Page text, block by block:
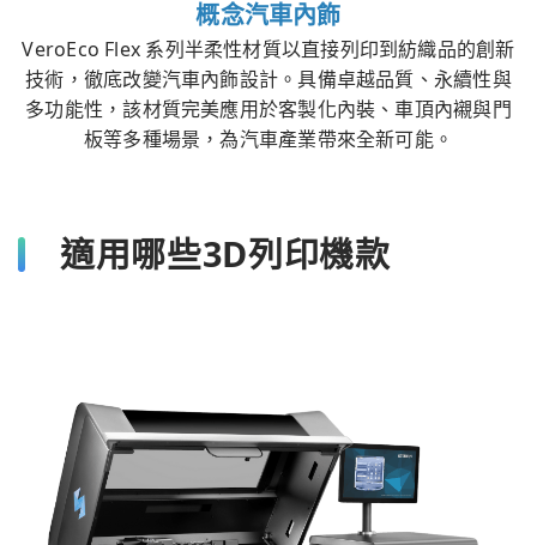
概念汽車內飾
VeroEco Flex 系列半柔性材質以直接列印到紡織品的創新
技術，徹底改變汽車內飾設計。具備卓越品質、永續性與
多功能性，該材質完美應用於客製化內裝、車頂內襯與門
板等多種場景，為汽車產業帶來全新可能。
適用哪些3D列印機款